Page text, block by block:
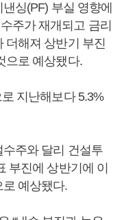
싱(PF) 부실 영향에
주가 재개되고 금리
더해져 상반기 부진
으로 예상됐다.
지난해보다 5.3%
주와 달리 건설투
부진에 상반기에 이
예상됐다.